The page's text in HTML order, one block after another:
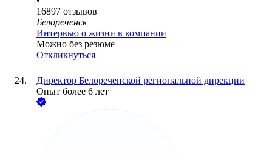
16897 отзывов
Белореченск
Интервью о жизни в компании
Можно без резюме
Откликнуться
Директор Белореченской региональной дирекции
Опыт более 6 лет